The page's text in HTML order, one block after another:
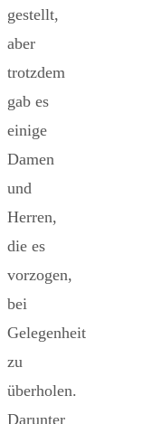
gestellt,
aber
trotzdem
gab es
einige
Damen
und
Herren,
die es
vorzogen,
bei
Gelegenheit
zu
überholen.
Darunter